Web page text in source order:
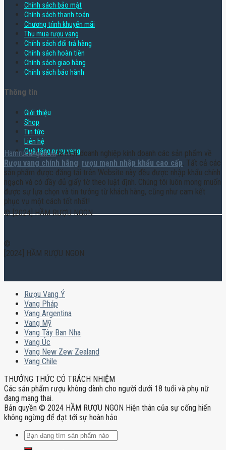
Chính sách bảo mật
Chính sách thanh toán
Chương trình khuyến mãi
Thu mua rượu vang
Chính sách đổi trả hàng
Chính sách hoàn tiền
Chính sách giao hàng
Chính sách bảo hành
Thông tin
Giới thiệu
Shop
Tin tức
Liên hệ
Quà tặng rượu vang
Hamruoungon.vnlà một doanh nghiệp kinh doanh các sản phẩm về
Rượu vang chính hãng, rượu mạnh nhập khẩu cao cấp. Tất cả các
sản phẩm được đăng tải trên Website này đều được nhập khẩu chính
ngạch và có đầy đủ giấy tờ theo luật định. Chúng tôi luôn mong muốn
được sự lựa chọn và tin tưởng từ khách hàng, cũng như cam kết
phục vụ một cách tốt nhất!
© [2024] HẦM RƯỢU NGON
©
[2024] HẦM RƯỢU NGON
Rượu Vang Ý
Vang Pháp
Vang Argentina
Vang Mỹ
Vang Tây Ban Nha
Vang Úc
Vang New Zew Zealand
Vang Chile
THƯỞNG THỨC CÓ TRÁCH NHIỆM
Các sản phẩm rượu không dành cho người dưới 18 tuổi và phụ nữ
đang mang thai.
Bản quyền © 2024 HẦM RƯỢU NGON Hiện thân của sự cống hiến
không ngừng để đạt tới sự hoàn hảo
Tìm